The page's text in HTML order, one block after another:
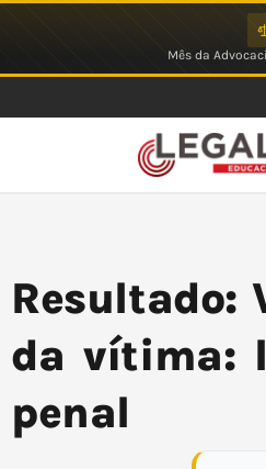
Mês da
Resultado:
da vítima:
penal